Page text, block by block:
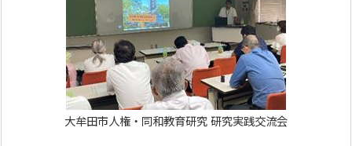
大牟田市人権・同和教育研究 研究実践交流会